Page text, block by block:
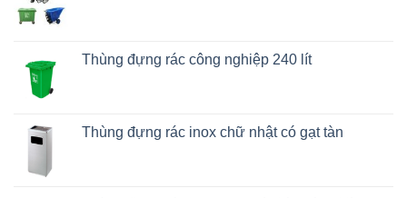
Thùng đựng rác công nghiệp 240 lít
Thùng đựng rác inox chữ nhật có gạt tàn